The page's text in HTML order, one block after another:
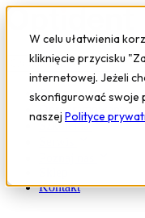
W celu ułatwienia
kliknięcie przycisku
internetowej. Jeżeli
skonfigurować swoje
naszej Polityce
Sprzęt i urządzenia
Oprogramowanie
Szkolenia
Kontakt